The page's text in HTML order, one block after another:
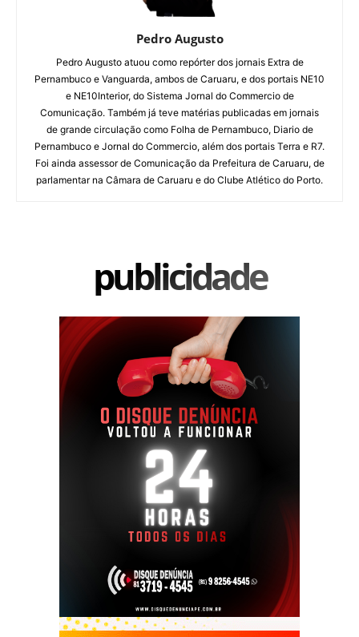
Pedro Augusto
Pedro Augusto atuou como repórter dos jornais Extra de
Pernambuco e Vanguarda, ambos de Caruaru, e dos portais NE10
e NE10Interior, do Sistema Jornal do Commercio de
Comunicação. Também já teve matérias publicadas em jornais
de grande circulação como Folha de Pernambuco, Diario de
Pernambuco e Jornal do Commercio, além dos portais Terra e R7.
Foi ainda assessor de Comunicação da Prefeitura de Caruaru, de
parlamentar na Câmara de Caruaru e do Clube Atlético do Porto.
publicidade